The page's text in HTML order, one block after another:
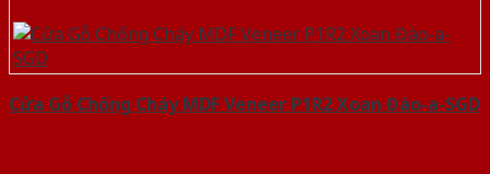
Cửa Gỗ Chống Cháy MDF Veneer P1R2 Xoan Đào-a-SGD